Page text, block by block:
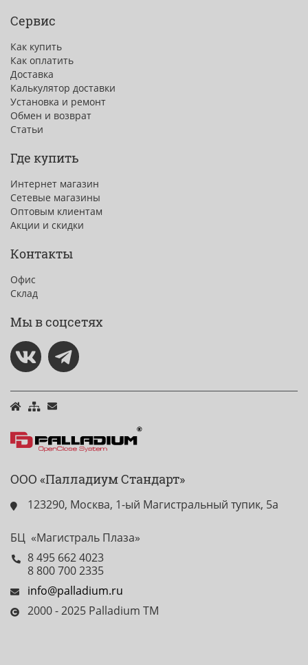
Сервис
Как купить
Как оплатить
Доставка
Калькулятор доставки
Установка и ремонт
Обмен и возврат
Статьи
Где купить
Интернет магазин
Сетевые магазины
Оптовым клиентам
Акции и скидки
Контакты
Офис
Склад
Мы в соцсетях
ООО «Палладиум Стандарт»
123290, Москва, 1-ый Магистральный тупик, 5а
БЦ «Магистраль Плаза»
8 495 662 4023
8 800 700 2335
info@palladium.ru
2000 - 2025 Palladium TM